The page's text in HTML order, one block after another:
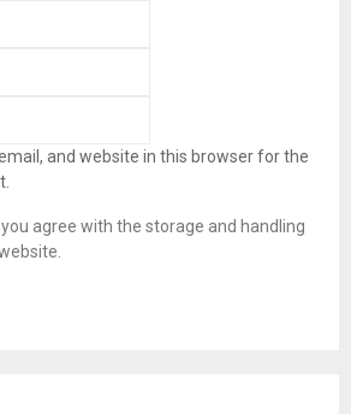
and website in this browser for the
agree with the storage and handling